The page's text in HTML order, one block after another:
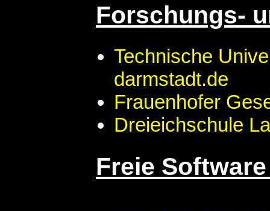
Forschungs-
Technische
darmstadt.de
Frauenhofer
Dreieichschule
Freie